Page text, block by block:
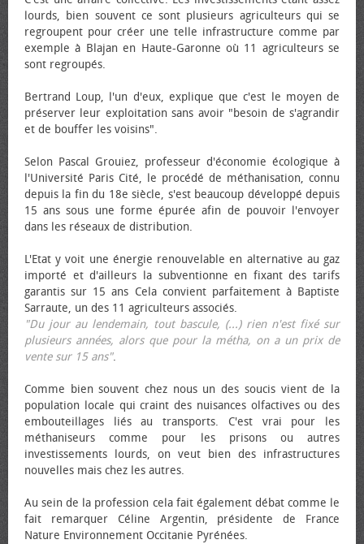
lourds, bien souvent ce sont plusieurs agriculteurs qui se
regroupent pour créer une telle infrastructure comme par
exemple à Blajan en Haute-Garonne où 11 agriculteurs se
sont regroupés.
Bertrand Loup, l'un d'eux, explique que c'est le moyen de
préserver leur exploitation sans avoir "besoin de s'agrandir
et de bouffer les voisins".
Selon Pascal Grouiez, professeur d'économie écologique à
l'Université Paris Cité, le procédé de méthanisation, connu
depuis la fin du 18e siècle, s'est beaucoup développé depuis
15 ans sous une forme épurée afin de pouvoir l'envoyer
dans les réseaux de distribution.
L'Etat y voit une énergie renouvelable en alternative au gaz
importé et d'ailleurs la subventionne en fixant des tarifs
garantis sur 15 ans Cela convient parfaitement à Baptiste
Sarraute, un des 11 agriculteurs associés.
"Du jour au lendemain, tout bascule, (...) rien n'est fixé sur
plusieurs années, alors que pour la métha, on a un prix de
vente sur 15 ans".
Comme bien souvent chez nous un des soucis vient de la
population locale qui craint des nuisances olfactives ou des
embouteillages liés au transports. C'est vrai pour les
méthaniseurs comme pour les prisons ou autres
investissements lourds, on veut bien des infrastructures
nouvelles mais chez les autres.
Au sein de la profession cela fait également débat comme le
fait remarquer Céline Argentin, présidente de France
Nature Environnement Occitanie Pyrénées.